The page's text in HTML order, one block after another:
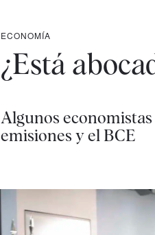
ECONOMÍA
¿Está
Algunos
emisiones y el BCE